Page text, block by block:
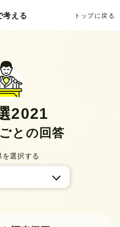
考える トップに戻る
2021
との回答
を選択する